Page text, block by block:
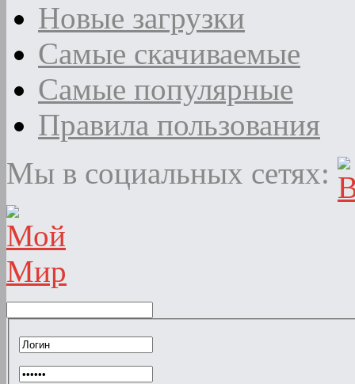
Новые загрузки
Самые скачиваемые
Самые популярные
Правила пользования
Мы в социальных сетях: